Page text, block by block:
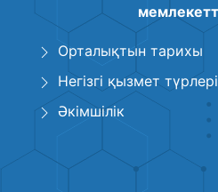
Орталықтын тарихы
Негізгі қызмет түрлері
Әкімшілік